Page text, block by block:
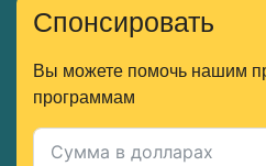
Спонсировать
Вы можете помочь нашим
программам